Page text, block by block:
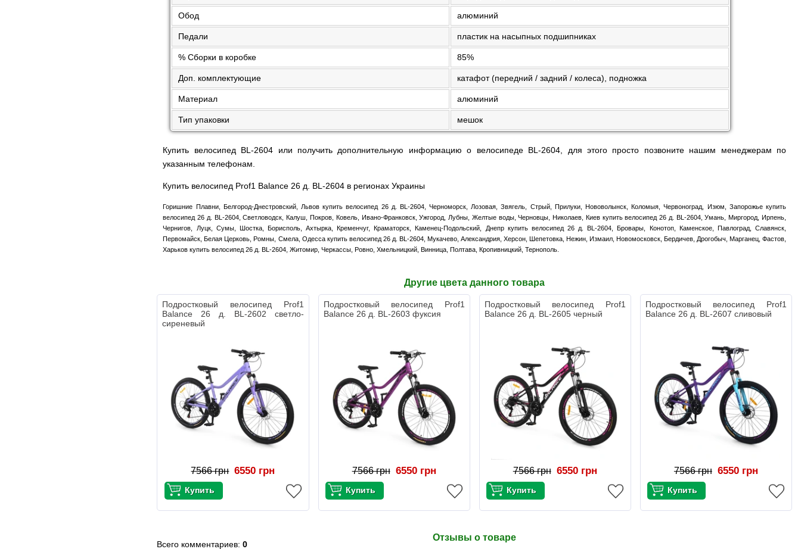
Обод алюминий
Педали пластик на насыпных подшипниках
% Сборки в коробке 85%
Доп. комплектующие катафот (передний / задний / колеса), подножка
Материал алюминий
Тип упаковки мешок
Купить велосипед BL-2604 или получить дополнительную информацию о велосипеде BL-2604, для этого просто позвоните нашим менеджерам по
указанным телефонам.
Купить велосипед Prof1 Balance 26 д. BL-2604 в регионах Украины
Горишние Плавни, Белгород-Днестровский, Львов купить велосипед 26 д. BL-2604, Черноморск, Лозовая, Звягель, Стрый, Прилуки, Нововолынск, Коломыя, Червоноград, Изюм, Запорожье купить
велосипед 26 д. BL-2604, Светловодск, Калуш, Покров, Ковель, Ивано-Франковск, Ужгород, Лубны, Желтые воды, Черновцы, Николаев, Киев купить велосипед 26 д. BL-2604, Умань, Миргород, Ирпень,
Чернигов, Луцк, Сумы, Шостка, Борисполь, Ахтырка, Кременчуг, Краматорск, Каменец-Подольский, Днепр купить велосипед 26 д. BL-2604, Бровары, Конотоп, Каменское, Павлоград, Славянск,
Первомайск, Белая Церковь, Ромны, Смела, Одесса купить велосипед 26 д. BL-2604, Мукачево, Александрия, Херсон, Шепетовка, Нежин, Измаил, Новомосковск, Бердичев, Дрогобыч, Марганец, Фастов,
Харьков купить велосипед 26 д. BL-2604, Житомир, Черкассы, Ровно, Хмельницкий, Винница, Полтава, Кропивницкий, Тернополь.
Другие цвета данного товара
Подростковый велосипед Prof1
Balance 26 д. BL-2602 светло-
сиреневый
7566 грн 6550 грн
Подростковый велосипед Prof1
Balance 26 д. BL-2603 фуксия
7566 грн 6550 грн
Подростковый велосипед Prof1
Balance 26 д. BL-2605 черный
7566 грн 6550 грн
Подростковый велосипед Prof1
Balance 26 д. BL-2607 сливовый
7566 грн 6550 грн
Отзывы о товаре
Всего комментариев:0